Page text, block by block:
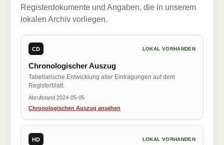
Registerdokumente und Angaben, die in unserem
lokalen Archiv vorliegen.
CD LOKAL VORHANDEN
Chronologischer Auszug
Tabellarische Entwicklung aller Eintragungen auf dem
Registerblatt.
Abrufstand 2024-05-05
Chronologischen Auszug ansehen
HD LOKAL VORHANDEN